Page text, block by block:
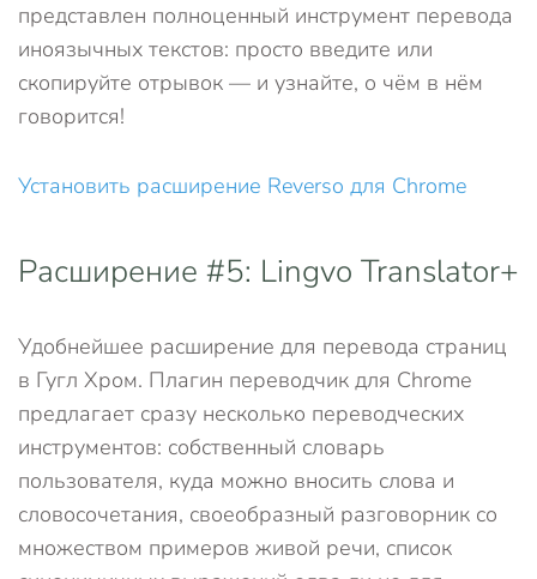
представлен полноценный инструмент перевода
иноязычных текстов: просто введите или
скопируйте отрывок — и узнайте, о чём в нём
говорится!
Установить расширение Reverso для Chrome
Расширение #5: Lingvo Translator+
Удобнейшее расширение для перевода страниц
в Гугл Хром. Плагин переводчик для Chrome
предлагает сразу несколько переводческих
инструментов: собственный словарь
пользователя, куда можно вносить слова и
словосочетания, своеобразный разговорник со
множеством примеров живой речи, список